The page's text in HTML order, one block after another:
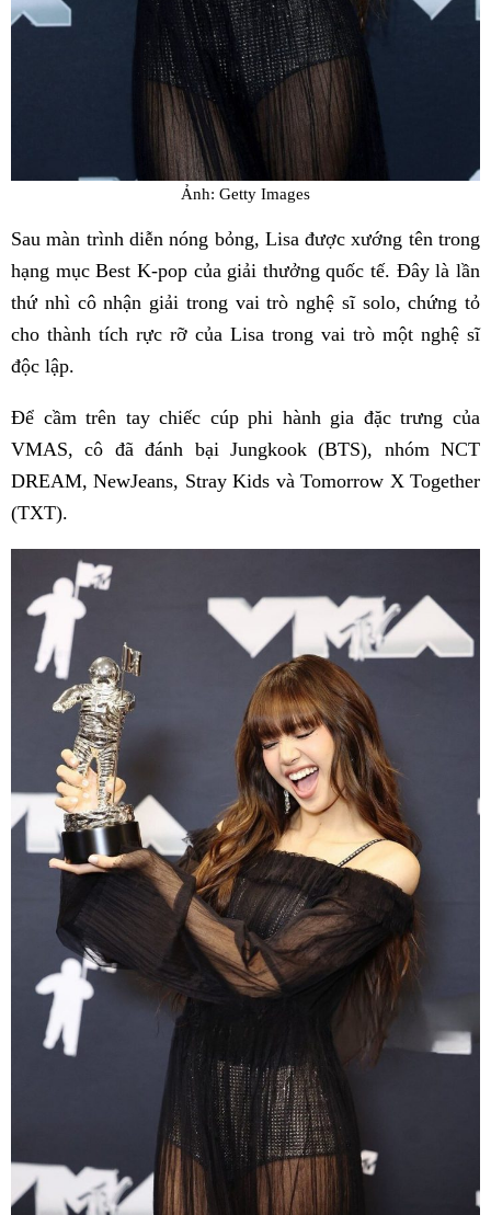
Ảnh: Getty Images
Sau màn trình diễn nóng bỏng, Lisa được xướng tên trong
hạng mục Best K-pop của giải thưởng quốc tế. Đây là lần
thứ nhì cô nhận giải trong vai trò nghệ sĩ solo, chứng tỏ
cho thành tích rực rỡ của Lisa trong vai trò một nghệ sĩ
độc lập.
Để cầm trên tay chiếc cúp phi hành gia đặc trưng của
VMAS, cô đã đánh bại Jungkook (BTS), nhóm NCT
DREAM, NewJeans, Stray Kids và Tomorrow X Together
(TXT).